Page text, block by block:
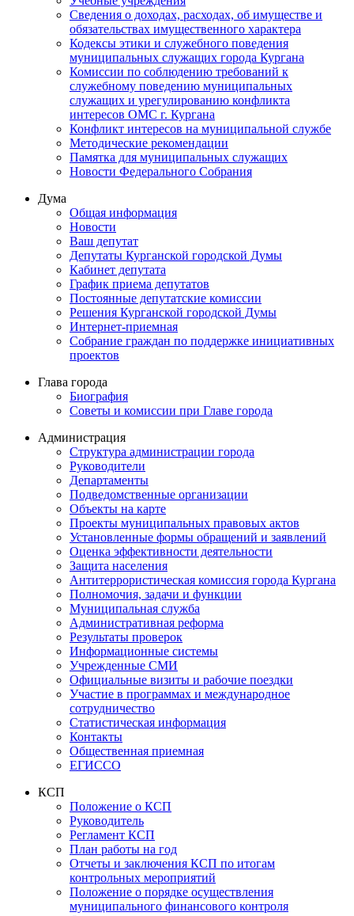
Сведения о доходах, расходах, об имуществе и
обязательствах имущественного характера
Кодексы этики и служебного поведения
муниципальных служащих города Кургана
Комиссии по соблюдению требований к
служебному поведению муниципальных
служащих и урегулированию конфликта
интересов ОМС г. Кургана
Конфликт интересов на муниципальной службе
Методические рекомендации
Памятка для муниципальных служащих
Новости Федерального Cобрания
Дума
Общая информация
Новости
Ваш депутат
Депутаты Курганской городской Думы
Кабинет депутата
График приема депутатов
Постоянные депутатские комиссии
Решения Курганской городской Думы
Интернет-приемная
Собрание граждан по поддержке инициативных
проектов
Глава города
Биография
Советы и комиссии при Главе города
Администрация
Структура администрации города
Руководители
Департаменты
Подведомственные организации
Объекты на карте
Проекты муниципальных правовых актов
Установленные формы обращений и заявлений
Оценка эффективности деятельности
Защита населения
Антитеррористическая комиссия города Кургана
Полномочия, задачи и функции
Муниципальная служба
Административная реформа
Результаты проверок
Информационные системы
Учрежденные СМИ
Официальные визиты и рабочие поездки
Участие в программах и международное
сотрудничество
Статистическая информация
Контакты
Общественная приемная
ЕГИССО
КСП
Положение о КСП
Руководитель
Регламент КСП
План работы на год
Отчеты и заключения КСП по итогам
контрольных мероприятий
Положение о порядке осуществления
муниципального финансового контроля